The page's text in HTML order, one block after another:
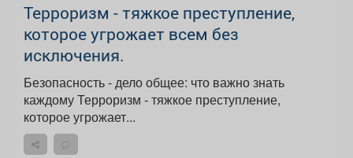
Терроризм - тяжкое преступление,
которое угрожает всем без
исключения.
Безопасность - дело общее: что важно знать
каждому Терроризм - тяжкое преступление,
которое угрожает...